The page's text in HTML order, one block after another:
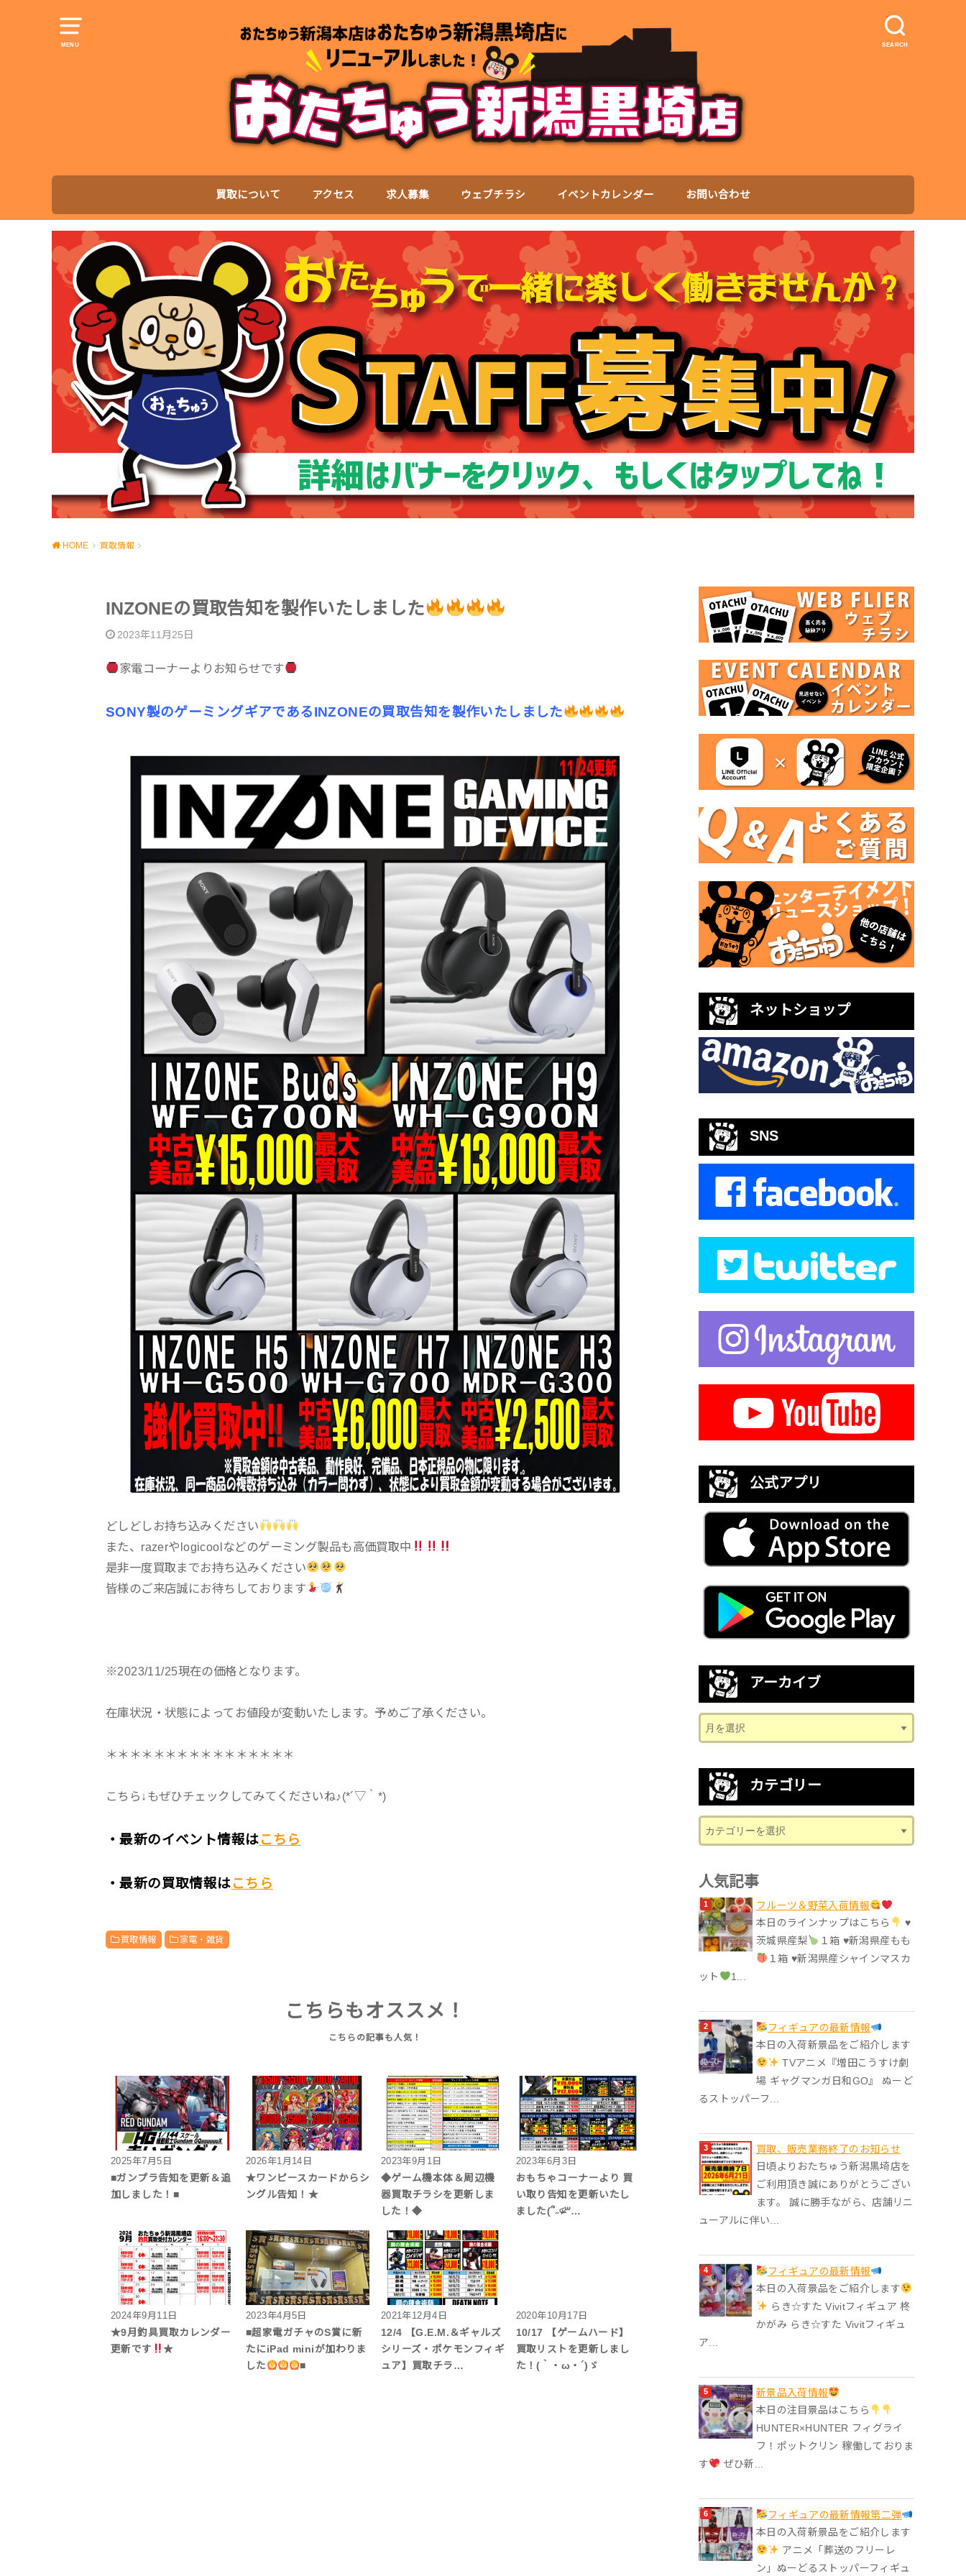
MENU SEARCH
買取について アクセス 求人募集 ウェブチラシ イベントカレンダー お問い合わせ
HOME 買取情報
INZONEの買取告知を製作いたしました
2023年11月25日
家電コーナーよりお知らせです
SONY製のゲーミングギアであるINZONEの買取告知を製作いたしました
どしどしお持ち込みください
また、razerやlogicoolなどのゲーミング製品も高価買取中
是非一度買取までお持ち込みください
皆様のご来店誠にお待ちしております
※2023/11/25現在の価格となります。
在庫状況・状態によってお値段が変動いたします。予めご了承ください。
＊＊＊＊＊＊＊＊＊＊＊＊＊＊＊＊
こちら↓もぜひチェックしてみてくださいね♪(*´▽｀*)
・最新のイベント情報はこちら
・最新の買取情報はこちら
買取情報 家電・雑貨
こちらもオススメ！
2025年7月5日
■ガンプラ告知を更新＆追
加しました！■
2026年1月14日
★ワンピースカードからシ
ングル告知！★
2023年9月1日
◆ゲーム機本体＆周辺機
器買取チラシを更新しま
した！◆
2023年6月3日
おもちゃコーナーより 買
い取り告知を更新いたし
ました(՞˶ᵒ̴̶̷᷄꒳…
2024年9月11日
★9月釣具買取カレンダー
更新です
★
2023年4月5日
■超家電ガチャのS賞に新
たにiPad miniが加わりま
した
■
2021年12月4日
12/4 【G.E.M.＆ギャルズ
シリーズ・ポケモンフィギ
ュア】買取チラ…
2020年10月17日
10/17 【ゲームハード】
買取リストを更新しまし
た！(｀・ω・´)ゞ
ネットショップ
SNS
公式アプリ
アーカイブ
カテゴリー
人気記事
フルーツ＆野菜入荷情報
本日のラインナップはこちら
♥︎
茨城県産梨
１箱 ♥︎新潟県産もも
１箱 ♥︎新潟県産シャインマスカ
ット
1...
フィギュアの最新情報
本日の入荷新景品をご紹介します
TVアニメ『増田こうすけ劇
場 ギャグマンガ日和GO』 ぬーど
るストッパーフ...
買取、販売業務終了のお知らせ
日頃よりおたちゅう新潟黒埼店を
ご利用頂き誠にありがとうござい
ます。 誠に勝手ながら、店舗リニ
ューアルに伴い...
フィギュアの最新情報
本日の入荷景品をご紹介します
らき☆すた Vivitフィギュア 柊
かがみ らき☆すた Vivitフィギュ
ア...
‎新景品入荷情報
本日の注目景品はこちら
HUNTER×HUNTER フィグライ
フ！ポットクリン 稼働しておりま
す
ぜひ新...
フィギュアの最新情報第二弾
本日の入荷新景品をご紹介します
アニメ「葬送のフリーレ
ン」ぬーどるストッパーフィギュ